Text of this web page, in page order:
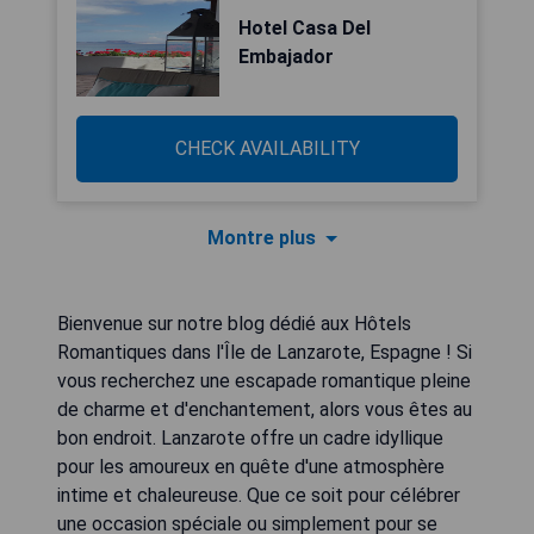
Hotel Casa Del
Embajador
CHECK AVAILABILITY
Montre plus
Bienvenue sur notre blog dédié aux Hôtels
Romantiques dans l'Île de Lanzarote, Espagne ! Si
vous recherchez une escapade romantique pleine
de charme et d'enchantement, alors vous êtes au
bon endroit. Lanzarote offre un cadre idyllique
pour les amoureux en quête d'une atmosphère
intime et chaleureuse. Que ce soit pour célébrer
une occasion spéciale ou simplement pour se